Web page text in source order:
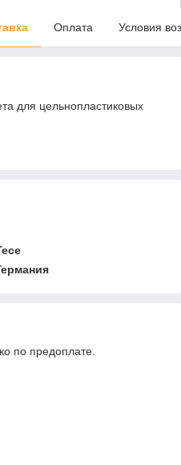
Оплата Условия
для цельнопластиковых
по предоплате.